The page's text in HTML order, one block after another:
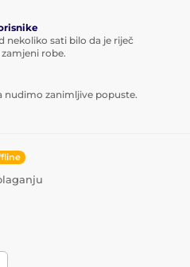
nekoliko sati bilo da je riječ
robe.
nudimo zanimljive popuste.